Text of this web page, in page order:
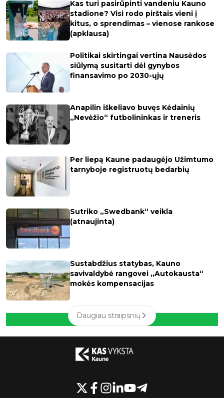
Kas turi pasirūpinti vandeniu Kauno
stadione? Visi rodo pirštais vieni į
kitus, o sprendimas – vienose rankose
(apklausa)
Politikai skirtingai vertina Nausėdos
siūlymą susitarti dėl gynybos
finansavimo po 2030-ųjų
Anapilin iškeliavo buvęs Kėdainių
„Nevėžio“ futbolininkas ir treneris
Per liepą Kaune padaugėjo Užimtumo
tarnyboje registruotų bedarbių
Sutriko „Swedbank“ veikla
(atnaujinta)
Sustabdžius statybas, Kauno
savivaldybė rangovei „Autokausta“
mokės kompensacijas
Daugiau straipsnių